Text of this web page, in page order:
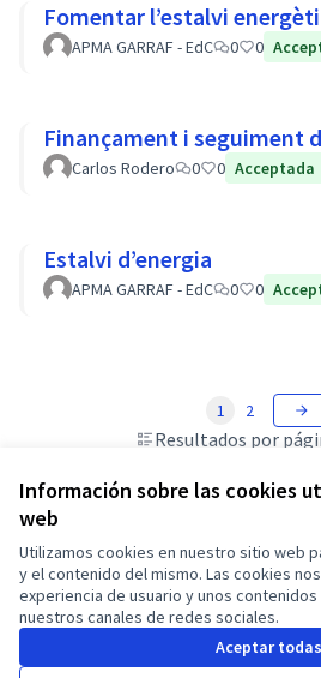
Información sobre las cookies
web
Utilizamos cookies en nuestro sitio web
y el contenido del mismo. Las cookies
experiencia de usuario y unos
nuestros canales de redes sociales.
Aceptar todas
Fomentar l’estalvi
APMA GARRAF - EdC 0 0
Finançament i seguiment
Carlos Rodero 0 0 Acceptada
Estalvi d’energia
APMA GARRAF - EdC 0 0
Resultados por
1 2
Términos y condiciones de uso
Configuración de cookies
Castellano
Triar la llenguaElegir el idiomaChoose